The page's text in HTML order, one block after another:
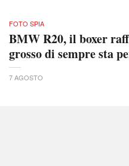
FOTO SPIA
BMW R20, il boxer
grosso di sempre sta
7 AGOSTO